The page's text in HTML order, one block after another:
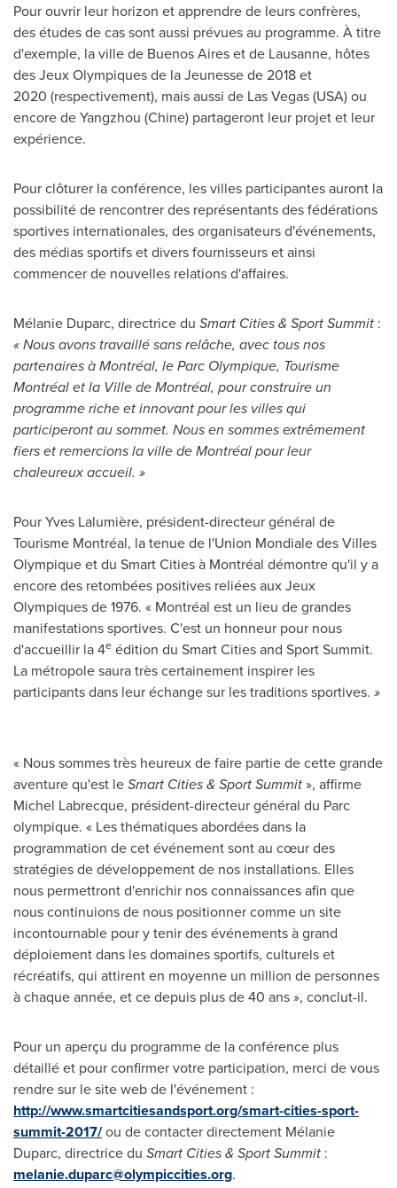
Pour ouvrir leur horizon et apprendre de leurs confrères,
des études de cas sont aussi prévues au programme. À titre
d'exemple, la ville de Buenos Aireset de Lausanne, hôtes
des Jeux Olympiques de laJeunesse de2018 et
2020 (respectivement), mais aussi de Las Vegas(USA) ou
encore de Yangzhou (Chine) partageront leur projet et leur
expérience.
Pour clôturer la conférence, les villes participantes auront la
possibilité de rencontrer des représentants des fédérations
sportives internationales, des organisateurs d'événements,
des médias sportifs et divers fournisseurs et ainsi
commencer de nouvelles relations d'affaires.
Mélanie Duparc, directrice du Smart Cities & Sport Summit :
« Nous avons travaillé sans relâche, avec tous nos
partenaires à Montréal, le Parc Olympique, Tourisme
Montréal et la Ville de Montréal, pour construire un
programme riche et innovant pour les villes qui
participeront au sommet. Nous en sommes extrêmement
fiers et remercions la ville de Montréal pour leur
chaleureux accueil. »
Pour Yves Lalumière, président-directeur général de
Tourisme Montréal, la tenue de l'Union Mondiale des Villes
Olympique et du Smart Cities à Montréal démontre qu'il y a
encore des retombées positives reliées aux Jeux
Olympiques de 1976. « Montréal est un lieu de grandes
manifestations sportives. C'est un honneur pour nous
d'accueillir la 4e édition du Smart Cities and Sport Summit.
La métropole saura très certainement inspirer les
participants dans leur échange sur les traditions sportives. »
« Nous sommes très heureux de faire partie de cette grande
aventure qu'est leSmart Cities & Sport Summit», affirme
Michel Labrecque, président-directeur général du Parc
olympique. « Les thématiques abordées dans la
programmation de cet événement sont au cœur des
stratégies de développement de nos installations. Elles
nous permettront d'enrichir nos connaissances afin que
nous continuions de nous positionner comme un site
incontournable pour y tenir des événements à grand
déploiement dans les domaines sportifs, culturels et
récréatifs, qui attirent en moyenne un million de personnes
à chaque année, et ce depuis plus de 40 ans », conclut-il.
Pour un aperçu du programme de la conférence plus
détaillé et pour confirmer votre participation, merci de vous
rendre sur le site web de l'événement :
http://www.smartcitiesandsport.org/smart-cities-sport-
summit-2017/ou de contacter directement Mélanie
Duparc, directrice du Smart Cities & Sport Summit :
melanie.duparc@olympiccities.org.